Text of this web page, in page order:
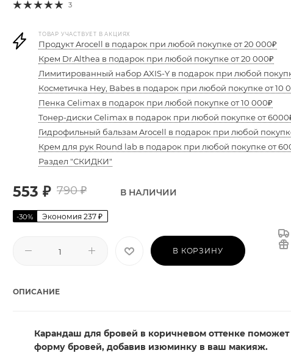
3
ТОВАР УЧАСТВУЕТ В АКЦИЯХ
Продукт Arocell в подарок при любой покупке от 20 000₽
Крем Dr.Althea в подарок при любой покупке от 20 000₽
Лимитированный набор AXIS-Y в подарок при любой
Косметичка Hey, Babes в подарок при любой покупке от 10
Пенка Celimax в подарок при любой покупке от 10 000₽
Тонер-диски Celimax в подарок при любой покупке от
Гидрофильный бальзам Arocell в подарок при любой
Крем для рук Round lab в подарок при любой покупке от
Раздел "СКИДКИ"
553 ₽ 790₽
-30% Экономия 237 ₽
В НАЛИЧИИ
В КОРЗИНУ
ОПИСАНИЕ
Карандаш для бровей в коричневом оттенке поможет
форму бровей, добавив изюминку в ваш макияж.